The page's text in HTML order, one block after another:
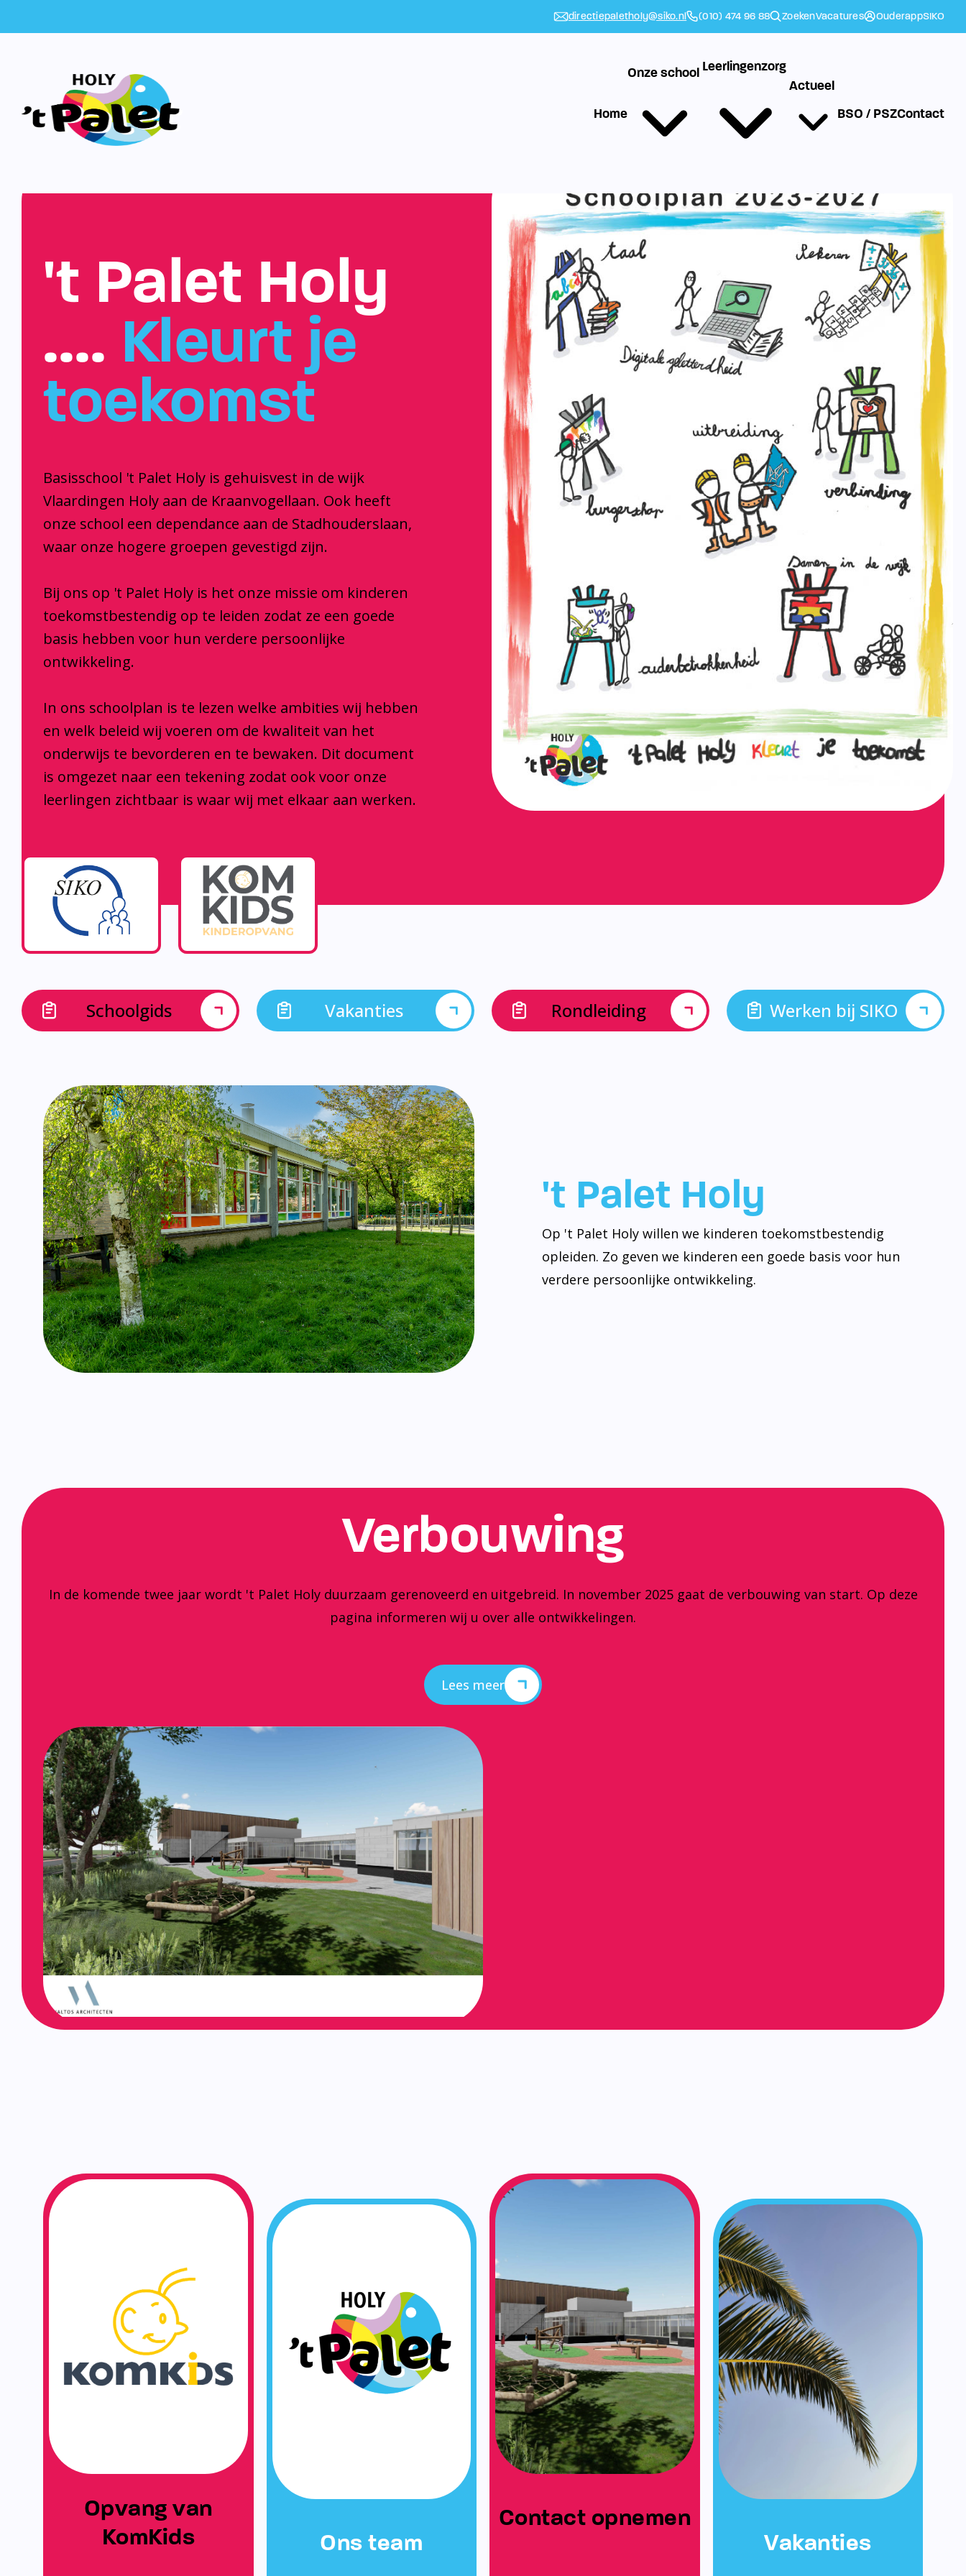
directiepaletholy@siko.nl (010) 474 96 88 ZoekenVacatures OuderappSIKO
Home
Onze school Leerlingenzorg
Actueel
BSO / PSZContact
't Palet Holy
…. Kleurt je
toekomst
Basisschool 't Palet Holy is gehuisvest in de wijk
Vlaardingen Holy aan de Kraanvogellaan. Ook heeft
onze school een dependance aan de Stadhouderslaan,
waar onze hogere groepen gevestigd zijn.
Bij ons op 't Palet Holy is het onze missie om kinderen
toekomstbestendig op te leiden zodat ze een goede
basis hebben voor hun verdere persoonlijke
ontwikkeling.
In ons schoolplan is te lezen welke ambities wij hebben
en welk beleid wij voeren om de kwaliteit van het
onderwijs te bevorderen en te bewaken. Dit document
is omgezet naar een tekening zodat ook voor onze
leerlingen zichtbaar is waar wij met elkaar aan werken.
Schoolgids Vakanties Rondleiding Werken bij SIKO
't Palet Holy
Op 't Palet Holy willen we kinderen toekomstbestendig
opleiden. Zo geven we kinderen een goede basis voor hun
verdere persoonlijke ontwikkeling.
Verbouwing
In de komende twee jaar wordt 't Palet Holy duurzaam gerenoveerd en uitgebreid. In november 2025 gaat de verbouwing van start. Op deze
pagina informeren wij u over alle ontwikkelingen.
Lees meer
Opvang van
KomKids
Ons team
Contact opnemen
Vakanties